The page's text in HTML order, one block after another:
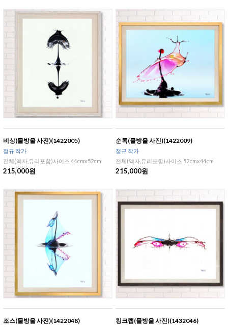
비상(물방울 사진)(1422005)
정규 작가
전체(액자,유리포함)사이즈 44cmx52cm
215,000원
순록(물방울 사진)(1422009)
정규 작가
전체(액자,유리포함)사이즈 52cmx44cm
215,000원
조스(물방울 사진)(1422048) 킹크랩(물방울 사진)(1432046)